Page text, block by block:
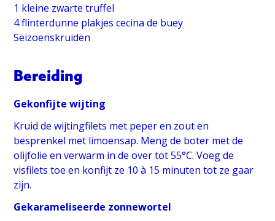
1 kleine zwarte truffel
4 flinterdunne plakjes cecina de buey
Seizoenskruiden
Bereiding
Gekonfijte wijting
Kruid de wijtingfilets met peper en zout en
besprenkel met limoensap. Meng de boter met de
olijfolie en verwarm in de over tot 55°C. Voeg de
visfilets toe en konfijt ze 10 à 15 minuten tot ze gaar
zijn.
Gekarameliseerde zonnewortel